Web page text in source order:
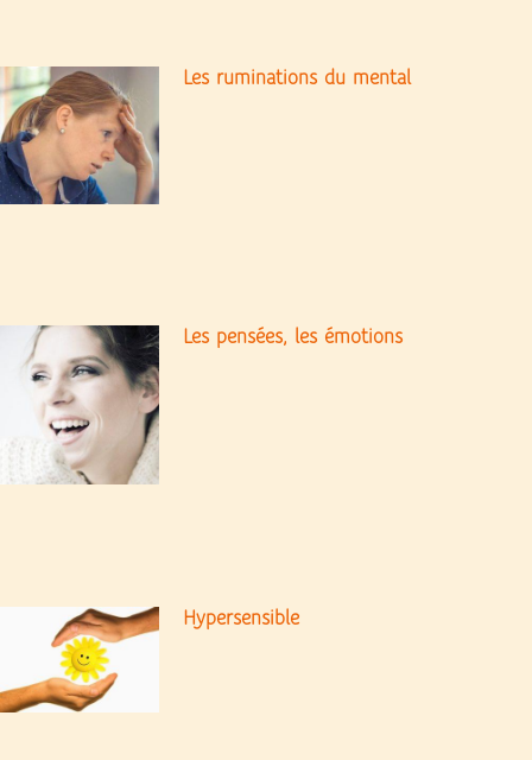
Les ruminations du mental
Les pensées, les émotions
Hypersensible